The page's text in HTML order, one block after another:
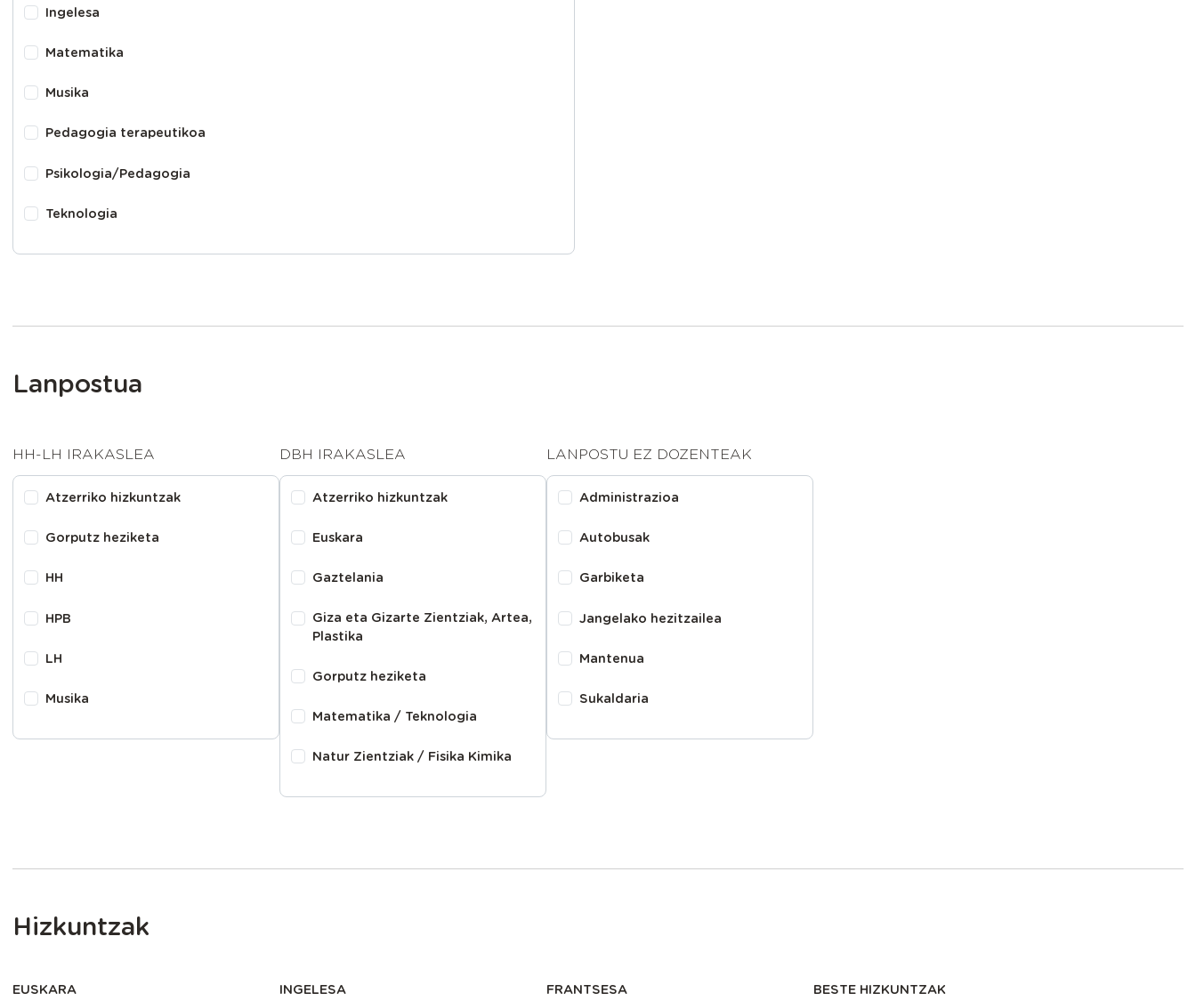
Ingelesa
Matematika
Musika
Pedagogia terapeutikoa
Psikologia/Pedagogia
Teknologia
Lanpostua
HH-LH IRAKASLEA
Atzerriko hizkuntzak
Gorputz heziketa
HH
HPB
LH
Musika
DBH IRAKASLEA
Atzerriko hizkuntzak
Euskara
Gaztelania
Giza eta Gizarte Zientziak, Artea,
Plastika
Gorputz heziketa
Matematika / Teknologia
Natur Zientziak / Fisika Kimika
LANPOSTU EZ DOZENTEAK
Administrazioa
Autobusak
Garbiketa
Jangelako hezitzailea
Mantenua
Sukaldaria
Hizkuntzak
EUSKARA INGELESA FRANTSESA BESTE HIZKUNTZAK